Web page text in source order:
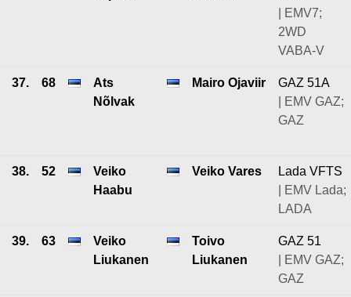
| EMV7;
2WD
VABA-V
37. 68
Ats
Nõlvak
Mairo Ojaviir
GAZ 51A
| EMV GAZ;
GAZ
38. 52
Veiko
Haabu
Veiko Vares
Lada VFTS
| EMV Lada;
LADA
39. 63
Veiko
Liukanen
Toivo
Liukanen
GAZ 51
| EMV GAZ;
GAZ